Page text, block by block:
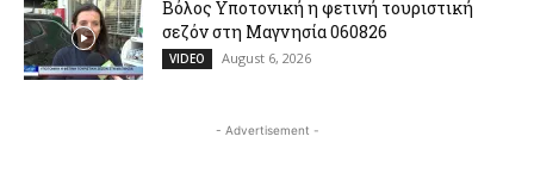
Βόλος Υποτονική η φετινή τουριστική
σεζόν στη Μαγνησία 060826
VIDEO August 6, 2026
- Advertisement -